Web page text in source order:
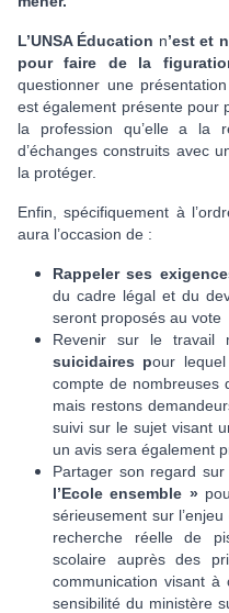
L’UNSA Éducation n’est et
pour faire de la
questionner une
est également présente pour
la profession qu’elle a la
d’échanges construits avec
la protéger.
Enfin, spécifiquement à
aura l’occasion de :
Rappeler ses
du cadre légal et du
seront proposés au vote
Revenir sur le
suicidaires pour
compte de nombreuses
mais restons
suivi sur le sujet visant
un avis sera également
Partager son regard sur
l’Ecole ensemble »
sérieusement sur
recherche réelle de
scolaire auprès des
communication visant à
sensibilité du ministère